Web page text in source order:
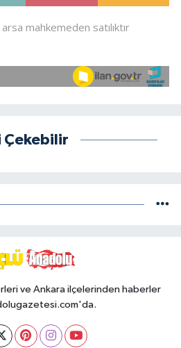
Çekebilir
ve Ankara ilçelerinden haberler